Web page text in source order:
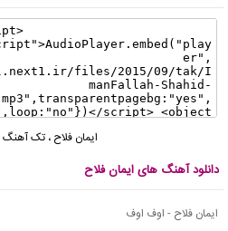
ایمان فلاح ،تک آهنگ
دانلود آهنگ های ایمان فلاح
ایمان فلاح - اوف اوف